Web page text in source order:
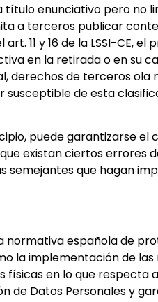
enunciativo pero no
a terceros publicar
11 y 16 de la LSSI-CE, el
en la retirada o en su
de terceros ola
de esta
puede garantizarse
existan ciertos errores
que hagan
española de
la implementación de las
físicas en lo que
de Datos Personales y